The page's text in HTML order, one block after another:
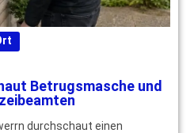
Betrugsmasche und
durchschaut einen